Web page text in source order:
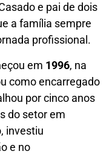
e pai de dois
a família sempre
profissional.
em 1996, na
como encarregado
por cinco anos
do setor em
investiu
e no